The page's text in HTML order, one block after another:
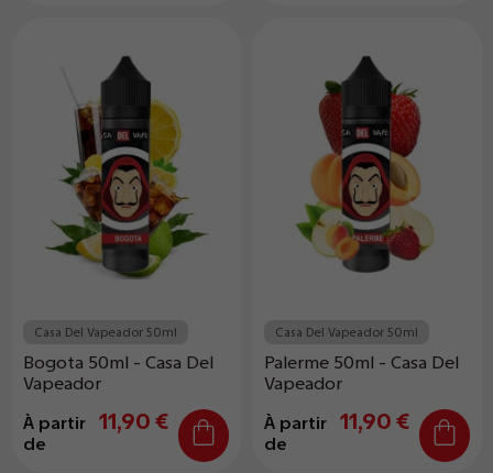
Casa Del Vapeador 50ml
Bogota 50ml - Casa Del
Vapeador
À partir
de
11,90 €
Casa Del Vapeador 50ml
Palerme 50ml - Casa Del
Vapeador
À partir
de
11,90 €